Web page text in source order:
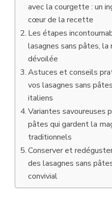
avec la courgette : un
cœur de la recette
Les étapes
lasagnes sans pâtes,
dévoilée
Astuces et conseils
vos lasagnes sans
italiens
Variantes savoureuses
pâtes qui gardent la
traditionnels
Conserver et
des lasagnes sans
convivial